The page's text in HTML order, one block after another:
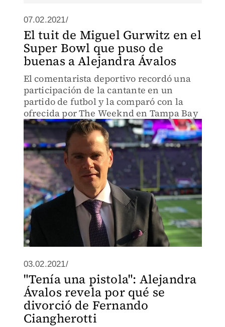
07.02.2021/
El tuit de Miguel Gurwitz en el
Super Bowl que puso de
buenas a Alejandra Ávalos
El comentarista deportivo recordó una
participación de la cantante en un
partido de futbol y la comparó con la
ofrecida por The Weeknd en Tampa Bay
03.02.2021/
"Tenía una pistola": Alejandra
Ávalos revela por qué se
divorció de Fernando
Ciangherotti